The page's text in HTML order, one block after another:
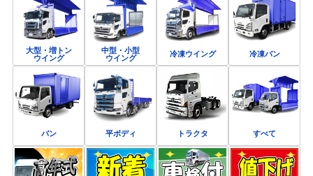
大型・増トン
ウイング
中型・小型
ウイング
冷凍ウイング 冷凍バン
バン 平ボディ トラクタ すべて